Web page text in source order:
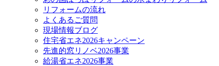
リフォームの流れ
よくあるご質問
現場情報ブログ
住宅省エネ2026キャンペーン
先進的窓リノベ2026事業
給湯省エネ2026事業